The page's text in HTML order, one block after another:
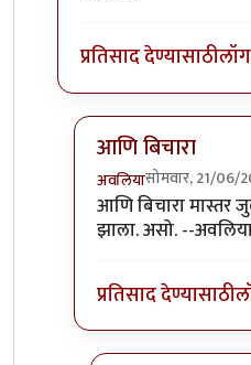
प्रतिसाद देण्यासाठी
आणि बिचारा
अवलियासोमवार, 21/06/
In reply to>>मिपावर
आणि बिचारा मास्तर
झाला. असो. --
प्रतिसाद देण्यासाठी